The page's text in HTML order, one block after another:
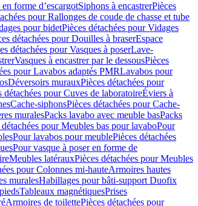
forme d’escargotSiphons à encastrerPièces
pour Rallonges de coude de chasse et tube
pour bidetPièces détachées pour Vidages
détachées pour Douilles à braserEspace
détachées pour Vasques à poserLave-
Vasques à encastrer par le dessousPièces
pour Lavabos adaptés PMRLavabos pour
Déversoirs murauxPièces détachées pour
détachées pour Cuves de laboratoireÉviers à
Cache-siphonsPièces détachées pour Cache-
muralesPacks lavabo avec meuble basPacks
détachées pour Meubles bas pour lavaboPour
Pour lavabos pour meublePièces détachées
Pour vasque à poser en forme de
Meubles latérauxPièces détachées pour Meubles
pour Colonnes mi-hauteArmoires hautes
muralesHabillages pour bâti-support Duofix
Tableaux magnétiquesPrises
Armoires de toilettePièces détachées pour